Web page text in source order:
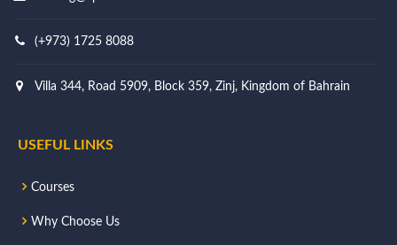
(+973) 1725 8088
Villa 344, Road 5909, Block 359, Zinj, Kingdom of Bahrain
USEFUL LINKS
Courses
Why Choose Us